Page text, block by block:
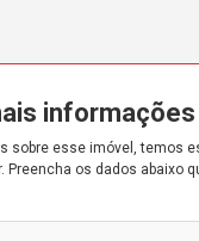
informações
sobre esse imóvel, temos
Preencha os dados abaixo